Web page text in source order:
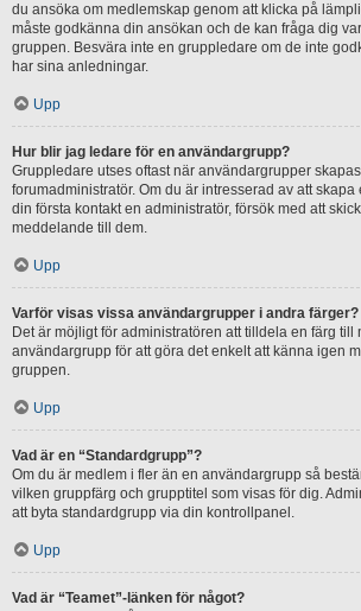
du ansöka om medlemskap genom att klicka på
måste godkänna din ansökan och de kan fråga dig
gruppen. Besvära inte en gruppledare om de inte
har sina anledningar.
Upp
Hur blir jag ledare för en användargrupp?
Gruppledare utses oftast när användargrupper
forumadministratör. Om du är intresserad av att
din första kontakt en administratör, försök med att
meddelande till dem.
Upp
Varför visas vissa användargrupper i andra färger?
Det är möjligt för administratören att tilldela en färg till
användargrupp för att göra det enkelt att känna igen
gruppen.
Upp
Vad är en “Standardgrupp”?
Om du är medlem i fler än en användargrupp så
vilken gruppfärg och grupptitel som visas för dig.
att byta standardgrupp via din kontrollpanel.
Upp
Vad är “Teamet”-länken för något?